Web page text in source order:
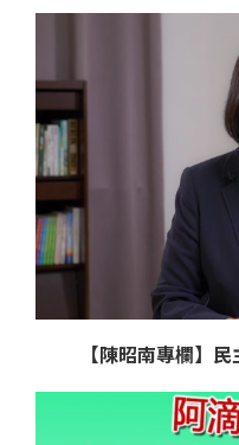
【陳昭南專欄】